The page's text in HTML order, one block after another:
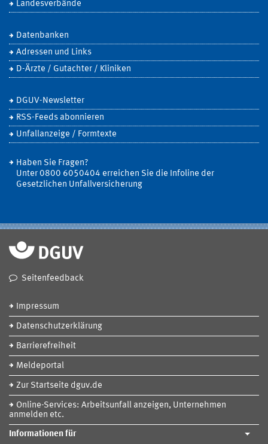
Landesverbände
Datenbanken
Adressen und Links
D-Ärzte / Gutachter / Kliniken
DGUV-Newsletter
RSS-Feeds abonnieren
Unfallanzeige / Formtexte
Haben Sie Fragen?
Unter 0800 6050404 erreichen Sie die Infoline der
Gesetzlichen Unfallversicherung
Seitenfeedback
Impressum
Datenschutzerklärung
Barrierefreiheit
Meldeportal
Zur Startseite dguv.de
Online-Services: Arbeitsunfall anzeigen, Unternehmen
anmelden etc.
Informationen für